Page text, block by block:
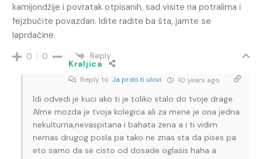
kamijondžije i povratak otpisanih, sad visite na potralima i
fejzbučite povazdan. Idite radite ba šta, jamte se
laprdačine.
0 0
Reply
Kraljica
Reply to Ja prdo ti ulovi 10 years ago
Idi odvedi je kuci ako ti je toliko stalo do tvoje drage
Alme mozda je tvoja kolegica ali za mene je ona jedna
nekulturna,nevaspitana i bahata zena a i ti vidim
nemas drugog posla pa tako ne znas sta da pises pa
eto samo da se cisto od dosade oglasis haha a